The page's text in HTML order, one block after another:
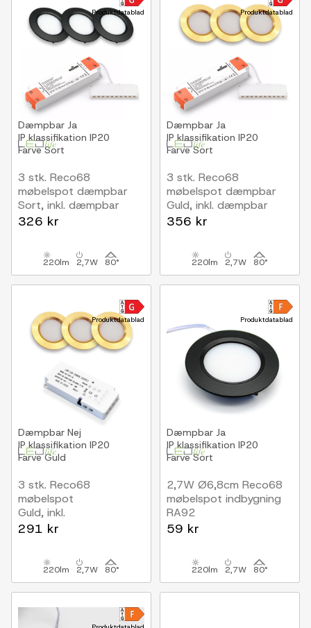
Produktdatablad
Dæmpbar Ja
IP klassifikation IP20
FarveSort
3 stk. Reco68
møbelspot dæmpbar
Sort, inkl. dæmpbar
strømforsyning
326 kr
220lm 2,7W 80°
Produktdatablad
Dæmpbar Ja
IP klassifikation IP20
FarveSort
3 stk. Reco68
møbelspot dæmpbar
Guld, inkl. dæmpbar
strømforsyning
356 kr
220lm 2,7W 80°
Produktdatablad
Dæmpbar Nej
IP klassifikation IP20
FarveGuld
3 stk. Reco68
møbelspot
Guld, inkl.
strømforsyning
291 kr
220lm 2,7W 80°
Produktdatablad
Dæmpbar Ja
IP klassifikation IP20
FarveSort
2,7W Ø6,8cm Reco68
møbelspot indbygning
RA92
12V DC, Hul: Ø5,5 cm,
59 kr
220lm 2,7W 80°